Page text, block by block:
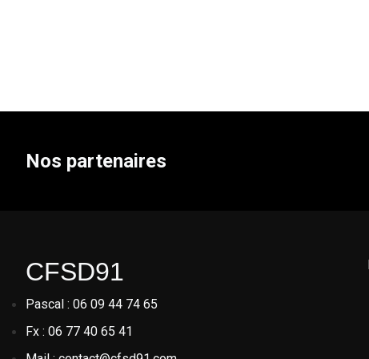
Nos partenaires
CFSD91
Pascal : 06 09 44 74 65
Fx : 06 77 40 65 41